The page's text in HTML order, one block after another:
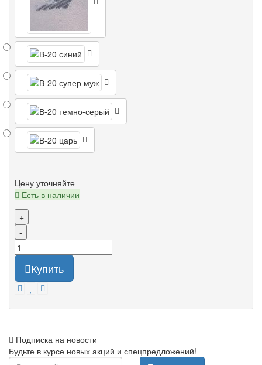
Цену уточняйте
Есть в наличии
+
-
Купить
Подписка на новости
Будьте в курсе новых акций и спецпредложений!